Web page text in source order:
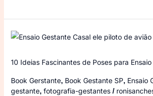
10 Ideias Fascinantes de Poses para
Book Gerstante, Book Gestante SP, Ensaio
gestante,fotografia-gestantes /
10
Fascinantes
Poses